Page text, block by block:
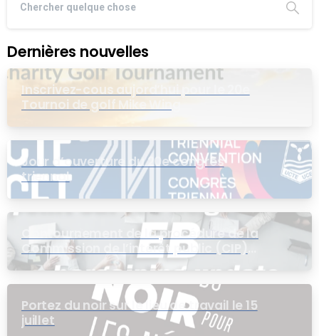
Dernières nouvelles
Inscrivez-cous aujord’hui pour le 20e
Tournoi de golf Mike Wing
Jour d’ouverture du 20e congrès
triennal
Contournement de la procédure de la
Commission de l’intérêt public (CIP)
pour le groupe EB
Portez du noir sur le lieu de travail le 15
juillet